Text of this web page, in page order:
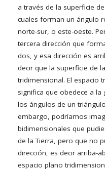
a través de la superficie
cuales forman un ángulo
norte-sur, o este-oeste.
tercera dirección que
dos, y esa dirección es
decir que la superficie de
tridimensional. El espacio
significa que obedece a la
los ángulos de un
embargo, podríamos
bidimensionales que
de la Tierra, pero que no
dirección, es decir arriba-
espacio plano